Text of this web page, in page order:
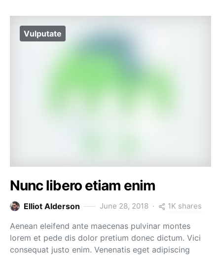
Vulputate
Nunc libero etiam enim
Elliot Alderson June 28, 2018 1K shares
Aenean eleifend ante maecenas pulvinar montes
lorem et pede dis dolor pretium donec dictum. Vici
consequat justo enim. Venenatis eget adipiscing